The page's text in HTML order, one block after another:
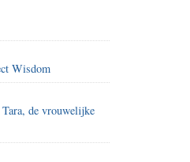
Wisdom
de vrouwelijke